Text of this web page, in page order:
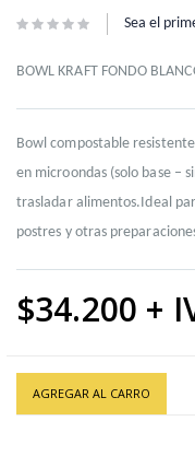
the
gallery
the
gallery
Sea el
BOWL KRAFT FONDO
Bowl compostable
en microondas (solo base –
trasladar alimentos.Ideal
postres y otras
$34.200
AGREGAR AL CARRO